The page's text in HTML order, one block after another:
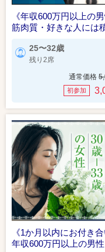
《年収600万円以上の男
筋肉質・好きな人には
25〜32歳
残り2席
通常価格
初参加
《1か月以内にお付き合
年収600万円以上の男性